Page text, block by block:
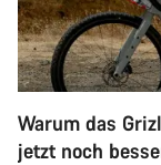
Warum das
jetzt noch